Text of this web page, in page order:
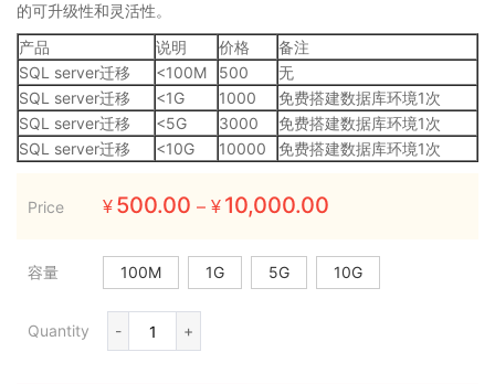
的可升级性和灵活性。
产品
说明 价格
备注
SQL server迁移
<100M 500
无
SQL server迁移
<1G 1000
免费搭建数据库环境1次
SQL server迁移
<5G 3000
免费搭建数据库环境1次
SQL server迁移
<10G 10000 免费搭建数据库环境1次
Price ¥ 500.00 – ¥ 10,000.00
容量 100M 1G 5G 10G
Quantity - +